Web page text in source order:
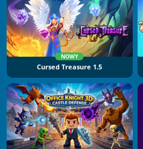
NOWY
Cursed Treasure 1.5